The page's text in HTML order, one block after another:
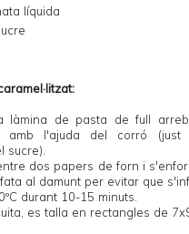
líquida
làmina de pasta de full
amb l'ajuda del corró (just
sucre).
dos papers de forn i
al damunt per evitar que
durant 10-15 minuts.
es talla en rectangles de